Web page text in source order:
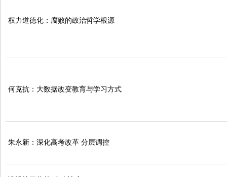
权力道德化：腐败的政治哲学根源
何克抗：大数据改变教育与学习方式
朱永新：深化高考改革 分层调控